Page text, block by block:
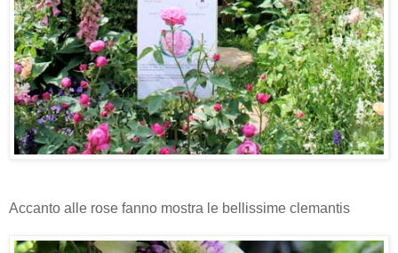
Accanto alle rose fanno mostra le bellissime clemantis